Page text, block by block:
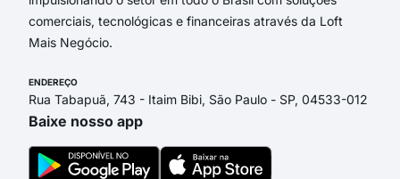
comerciais, tecnológicas e financeiras através da Loft
Mais Negócio.
ENDEREÇO
Rua Tabapuã, 743 - Itaim Bibi, São Paulo - SP, 04533-012
Baixe nosso app